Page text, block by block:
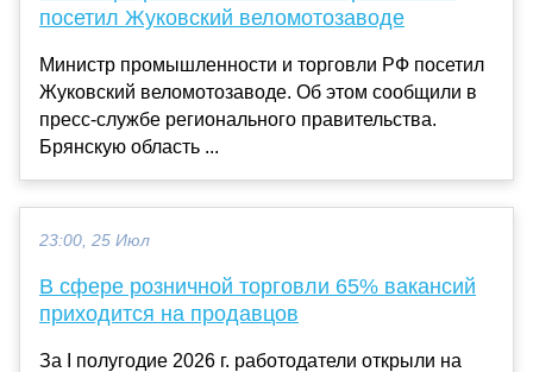
посетил Жуковский веломотозаводе
Министр промышленности и торговли РФ посетил
Жуковский веломотозаводе. Об этом сообщили в
пресс-службе регионального правительства.
Брянскую область ...
23:00, 25 Июл
В сфере розничной торговли 65% вакансий
приходится на продавцов
За I полугодие 2026 г. работодатели открыли на